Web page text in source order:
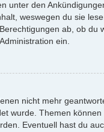
unter den
weswegen du sie
ab, ob du
ein.
nicht mehr
wurde. Themen
Eventuell hast du